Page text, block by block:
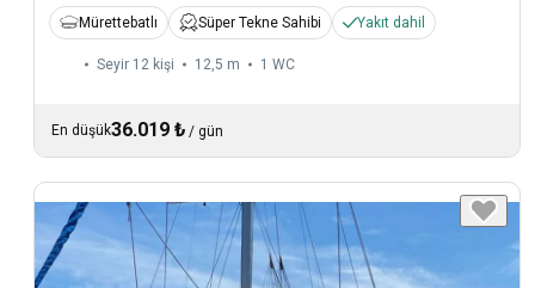
Mürettebatlı Süper Tekne Sahibi Yakıt dahil
Seyir 12 kişi 12,5 m 1 WC
En düşük36.019 ₺ / gün